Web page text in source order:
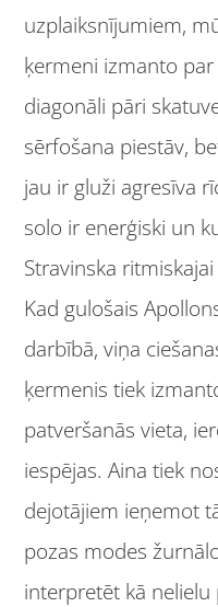
uzplaiksnījumiem,
ķermeni izmanto
diagonāli pāri
sērfošana piestāv,
jau ir gluži agresīva
solo ir enerģiski un
Stravinska
Kad gulošais
darbībā, viņa
ķermenis tiek
patveršanās vieta,
iespējas. Aina tiek
dejotājiem ieņemot
pozas modes
interpretēt kā